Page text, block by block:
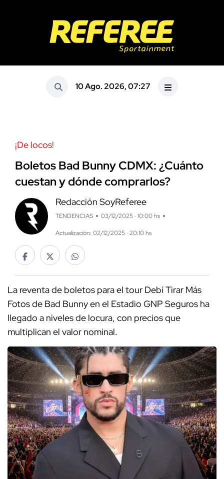
10 Ago. 2026, 07:27
¡De locos!
Boletos Bad Bunny CDMX: ¿Cuánto
cuestan y dónde comprarlos?
Redacción SoyReferee
TENDENCIAS 03/12/2025 · 10:00 hs
Actualización: 02/12/2025 · 20:10 hs
La reventa de boletos para el tour Debí Tirar Más
Fotos de Bad Bunny en el Estadio GNP Seguros ha
llegado a niveles de locura, con precios que
multiplican el valor nominal.